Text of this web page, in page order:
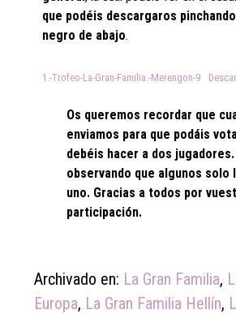
que podéis descargaros
negro de abajo.
1.-Trofeo-La-Gran-Familia.-Merengon-9
Os queremos recordar que
enviamos para que podáis
debéis hacer a dos
observando que algunos solo
uno. Gracias a todos por
participación.
Archivado en: La Gran Familia,
Europa, La Gran Familia Hellín,